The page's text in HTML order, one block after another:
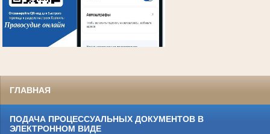
ГЛАВНАЯ
ПОДАЧА ПРОЦЕССУАЛЬНЫХ ДОКУМЕНТОВ В
ЭЛЕКТРОННОМ ВИДЕ